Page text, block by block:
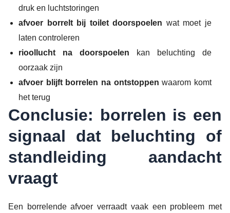
druk en luchtstoringen
afvoer borrelt bij toilet doorspoelen wat moet je
laten controleren
rioollucht na doorspoelen kan beluchting de
oorzaak zijn
afvoer blijft borrelen na ontstoppen waarom komt
het terug
Conclusie: borrelen is een
signaal dat beluchting of
standleiding aandacht
vraagt
Een borrelende afvoer verraadt vaak een probleem met